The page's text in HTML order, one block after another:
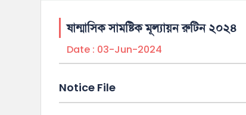
ষান্মাসিক সামষ্টিক মূল্যায়ন রুটিন ২০২৪
Date : 03-Jun-2024
Notice File